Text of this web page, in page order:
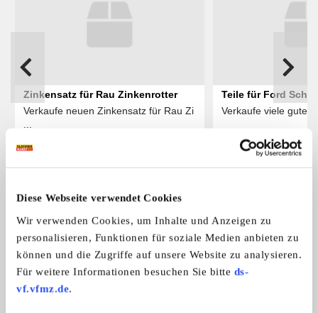
Diese Webseite verwendet Cookies
Wir verwenden Cookies, um Inhalte und Anzeigen zu
personalisieren, Funktionen für soziale Medien anbieten zu
können und die Zugriffe auf unsere Website zu analysieren.
Für weitere Informationen besuchen Sie bitte ds-
vf.vfmz.de.
Zinkensatz für Rau Zinkenrotter
Verkaufe neuen Zinkensatz für Rau Zi
Teile für Ford
2000/3000/4000
Verkaufe viele gute
Das könnte Sie auch interessieren
ALLE ANZEIGEN
4